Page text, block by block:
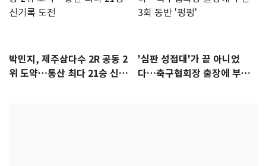
박민지, 제주삼다수 2R 공동 2
위 도약…통산 최다 21승 신기
'심판 성접대'가 끝 아니었
다…축구협회장 출장에 부인